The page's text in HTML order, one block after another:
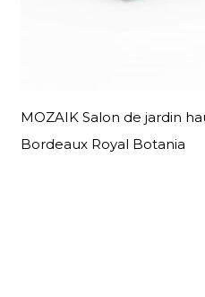
MOZAIK Salon de jardin
Bordeaux Royal Botania